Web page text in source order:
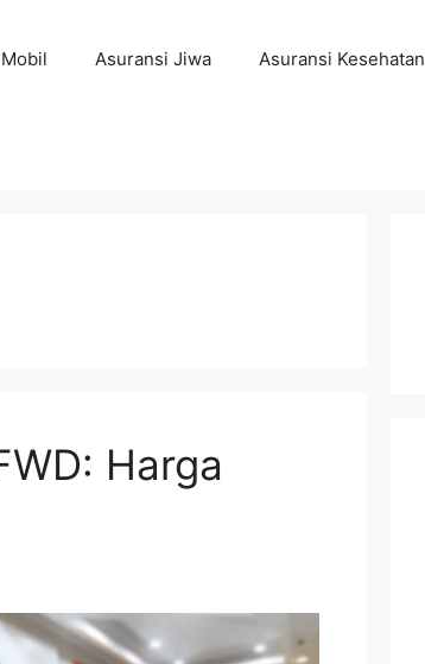
Asuransi Jiwa Asuransi Kesehatan
Harga